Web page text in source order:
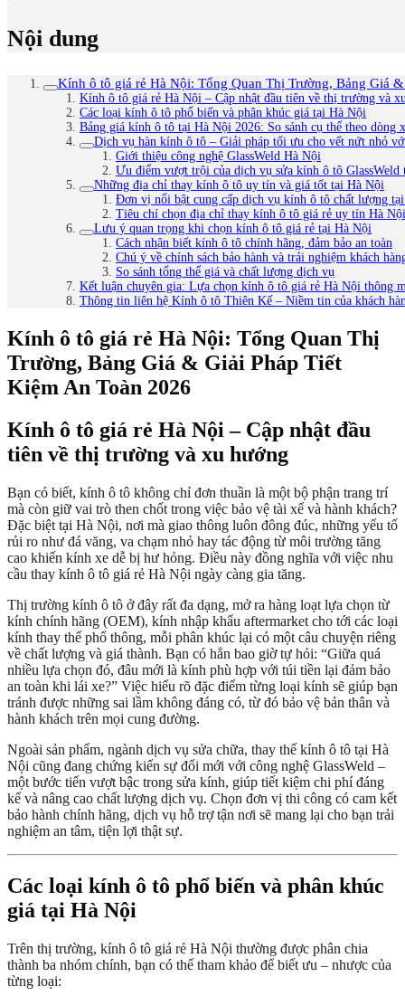
Nội dung
Kính ô tô giá rẻ Hà Nội: Tổng Quan Thị Trường, Bảng Giá
Kính ô tô giá rẻ Hà Nội – Cập nhật đầu tiên về thị trường và
Các loại kính ô tô phổ biến và phân khúc giá tại Hà Nội
Bảng giá kính ô tô tại Hà Nội 2026: So sánh cụ thể theo dòng
Dịch vụ hàn kính ô tô – Giải pháp tối ưu cho vết nứt nhỏ
Giới thiệu công nghệ GlassWeld Hà Nội
Ưu điểm vượt trội của dịch vụ sửa kính ô tô GlassWeld
Những địa chỉ thay kính ô tô uy tín và giá tốt tại Hà Nội
Đơn vị nổi bật cung cấp dịch vụ kính ô tô chất lượng
Tiêu chí chọn địa chỉ thay kính ô tô giá rẻ uy tín Hà Nội
Lưu ý quan trọng khi chọn kính ô tô giá rẻ tại Hà Nội
Cách nhận biết kính ô tô chính hãng, đảm bảo an toàn
Chú ý về chính sách bảo hành và trải nghiệm khách
So sánh tổng thể giá và chất lượng dịch vụ
Kết luận chuyên gia: Lựa chọn kính ô tô giá rẻ Hà Nội thông
Thông tin liên hệ Kính ô tô Thiên Kế – Niềm tin của khách
Kính ô tô giá rẻ Hà Nội: Tổng Quan Thị
Trường, Bảng Giá & Giải Pháp Tiết
Kiệm An Toàn 2026
Kính ô tô giá rẻ Hà Nội – Cập nhật đầu
tiên về thị trường và xu hướng
Bạn có biết, kính ô tô không chỉ đơn thuần là một bộ phận trang trí
mà còn giữ vai trò then chốt trong việc bảo vệ tài xế và hành khách?
Đặc biệt tại Hà Nội, nơi mà giao thông luôn đông đúc, những yếu tố
rủi ro như đá văng, va chạm nhỏ hay tác động từ môi trường tăng
cao khiến kính xe dễ bị hư hỏng. Điều này đồng nghĩa với việc nhu
cầu thay kính ô tô giá rẻ Hà Nội ngày càng gia tăng.
Thị trường kính ô tô ở đây rất đa dạng, mở ra hàng loạt lựa chọn từ
kính chính hãng (OEM), kính nhập khẩu aftermarket cho tới các loại
kính thay thế phổ thông, mỗi phân khúc lại có một câu chuyện riêng
về chất lượng và giá thành. Bạn có hẳn bao giờ tự hỏi: “Giữa quá
nhiều lựa chọn đó, đâu mới là kính phù hợp với túi tiền lại đảm bảo
an toàn khi lái xe?” Việc hiểu rõ đặc điểm từng loại kính sẽ giúp bạn
tránh được những sai lầm không đáng có, từ đó bảo vệ bản thân và
hành khách trên mọi cung đường.
Ngoài sản phẩm, ngành dịch vụ sửa chữa, thay thế kính ô tô tại Hà
Nội cũng đang chứng kiến sự đổi mới với công nghệ GlassWeld –
một bước tiến vượt bậc trong sửa kính, giúp tiết kiệm chi phí đáng
kể và nâng cao chất lượng dịch vụ. Chọn đơn vị thi công có cam kết
bảo hành chính hãng, dịch vụ hỗ trợ tận nơi sẽ mang lại cho bạn trải
nghiệm an tâm, tiện lợi thật sự.
Các loại kính ô tô phổ biến và phân khúc
giá tại Hà Nội
Trên thị trường, kính ô tô giá rẻ Hà Nội thường được phân chia
thành ba nhóm chính, bạn có thể tham khảo để biết ưu – nhược của
từng loại: